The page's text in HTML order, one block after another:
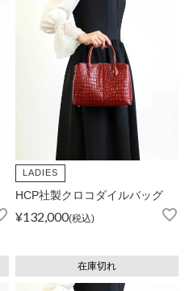
LADIES
HCP社製クロコダイルバッグ
¥132,000 税込
在庫切れ